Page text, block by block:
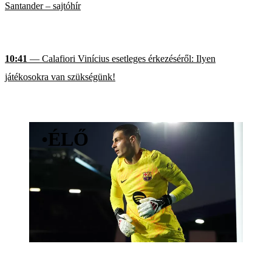
Santander – sajtóhír
10:41 — Calafiori Vinícius esetleges érkezéséről: Ilyen
játékosokra van szükségünk!
•ÉLŐ